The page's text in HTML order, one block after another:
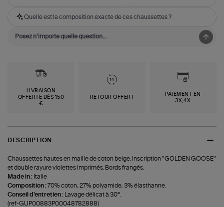
Quelle est la composition exacte de ces chaussettes ?
LIVRAISON
OFFERTE DÈS 150
€
RETOUR OFFERT
PAIEMENT EN
3X,4X
DESCRIPTION
Chaussettes hautes en maille de coton beige. Inscription "GOLDEN GOOSE"
et double rayure violettes imprimés. Bords frangés.
Made in : Italie
Composition :70% coton, 27% polyamide, 3% élasthanne.
Conseil d'entretien :
Lavage délicat à 30°.
(ref-GUP00883P00048782888)